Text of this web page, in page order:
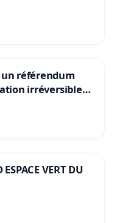
référendum
irréversible
VERT DU